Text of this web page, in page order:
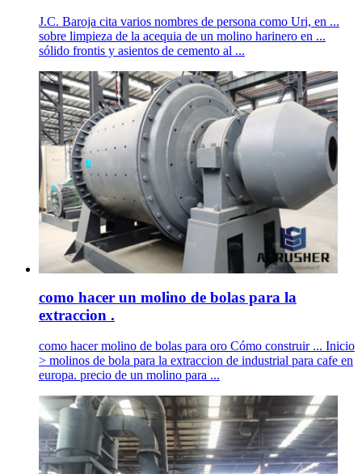
J.C. Baroja cita varios nombres de persona como Uri, en ...
sobre limpieza de la acequia de un molino harinero en ...
sólido frontis y asientos de cemento al ...
como hacer un molino de bolas para la
extraccion .
como hacer molino de bolas para oro Cómo construir ... Inicio
> molinos de bola para la extraccion de industrial para cafe en
europa. precio de un molino para ...